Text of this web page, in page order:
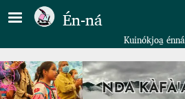
Pasar al contenido principal
Én‑ná
Kuinókjoa̱ énná